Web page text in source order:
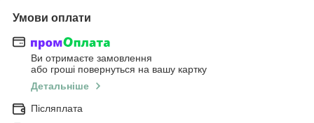
Умови оплати
Ви отримаєте замовлення
або гроші повернуться на вашу картку
Детальніше
Післяплата